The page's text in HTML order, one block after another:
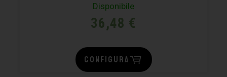
Disponibile
36,48 €
CONFIGURA